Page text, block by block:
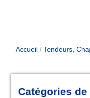
Accueil / Tendeurs,
Catégories